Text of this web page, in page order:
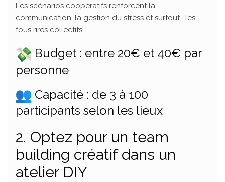
Les scénarios coopératifs renforcent la
communication, la gestion du stress et surtout… les
fous rires collectifs.
Budget : entre 20€ et 40€ par
personne
Capacité : de 3 à 100
participants selon les lieux
2. Optez pour un team
building créatif dans un
atelier DIY